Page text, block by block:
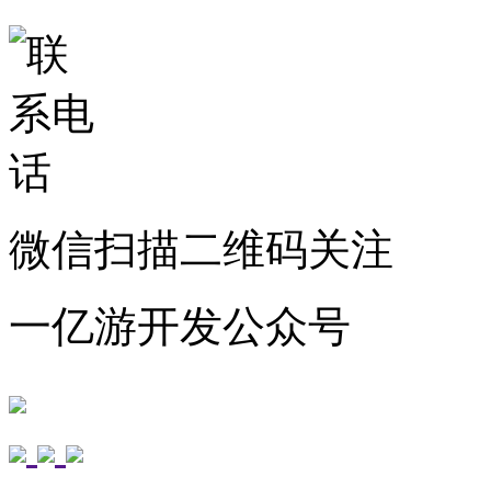
微信扫描二维码关注
一亿游开发公众号